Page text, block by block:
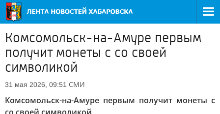
Комсомольск-на-Амуре первым
получит монеты с со своей
символикой
31 мая 2026, 09:51 СМИ
Комсомольск-на-Амуре первым получит монеты с